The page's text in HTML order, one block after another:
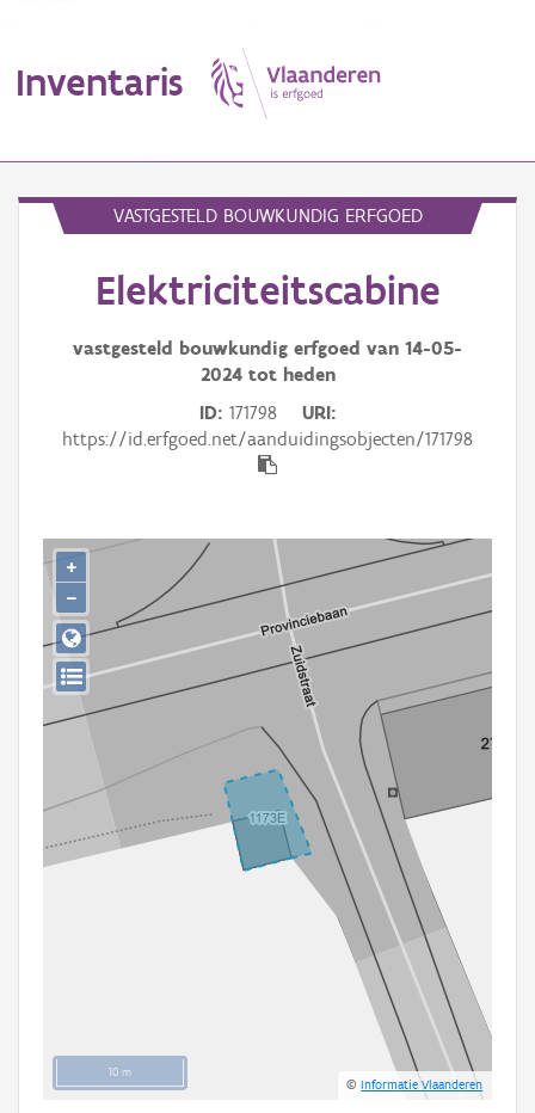
Inventaris
Erfgoedobject
Aanduidingsobject
Thema
Persoon of collectief
Downloads
Hergebruik
VASTGESTELD BOUWKUNDIG ERFGOED
Elektriciteitscabine
vastgesteld bouwkundig erfgoed van 14-05-
2024tot heden
ID 171798
URI
https://id.erfgoed.net/aanduidingsobjecten/171798
10 m
©Informatie Vlaanderen
+
−